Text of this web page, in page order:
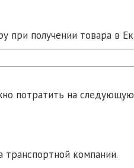
при получении товара в
потратить на следующую
транспортной компании.